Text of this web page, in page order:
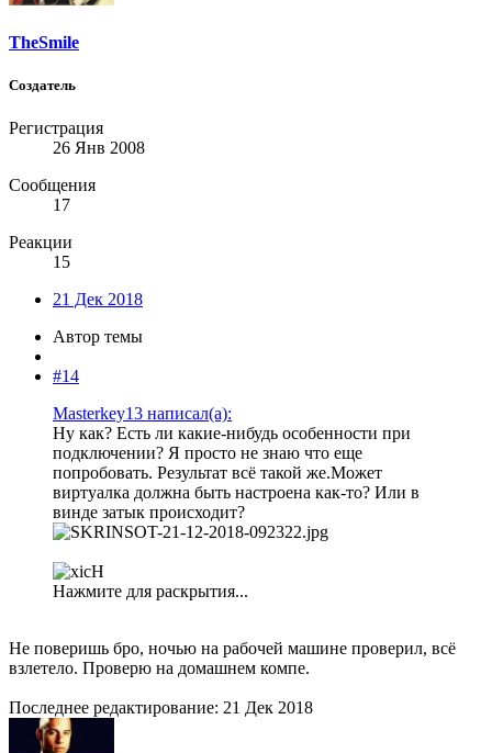
TheSmile
Создатель
Регистрация
26 Янв 2008
Сообщения
17
Реакции
15
21 Дек 2018
Автор темы
#14
Masterkey13 написал(а):
Ну как? Есть ли какие-нибудь особенности при
подключении? Я просто не знаю что еще
попробовать. Результат всё такой же.Может
виртуалка должна быть настроена как-то? Или в
винде затык происходит?
Нажмите для раскрытия...
Не поверишь бро, ночью на рабочей машине проверил, всё
взлетело. Проверю на домашнем компе.
Последнее редактирование: 21 Дек 2018